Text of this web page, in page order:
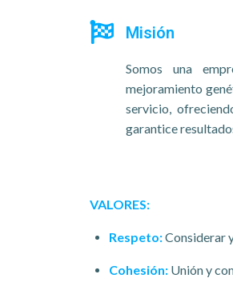
Misión
Somos una
mejoramiento
servicio,
garantice
VALORES:
Respeto:Considerar
Cohesión: Unión y